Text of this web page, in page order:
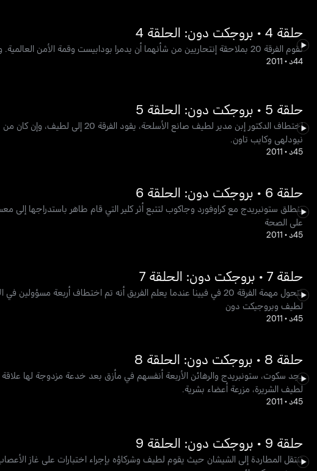
حلقة 4 • بروجكت دون: الحلقة 4
تقوم الفرقة 20 بملاحقة إنتحاريين من شأنهما أن يدمرا بودابيست وقمة الأمن العالمية. وتزداد المؤامرة عندما يتم اختطاف جنرال باكستاني، أصبح مرشح للرئاسة، في طريقه إلى القمة.
44د •
2011
حلقة 5 • بروجكت دون: الحلقة 5
اختطاف الدكتور إبن مدير لطيف
نيودلهي وكايب تاون.
45د •
2011
حلقة 6 • بروجكت دون: الحلقة 6
ينطلق ستونبريدج مع كراوفورد وجاكوب لتتبع أثر كلير التي قام طاهر باستدراجها
على الصحة
45د •
2011
حلقة 7 • بروجكت دون: الحلقة 7
لطيف وبروجيكت دون
45د •
2011
حلقة 8 • بروجكت دون: الحلقة 8
يجد سكوت، ستونبريدج والرهائن الأربعة أنفسهم في مأزق بعد خدعة مزدوجة لها
لطيف الشريرة، مزرعة أعضاء بشرية.
45د •
2011
حلقة 9 • بروجكت دون: الحلقة 9
تنتقل المطاردة إلى الشيشان حيث يقوم لطيف وشركاؤه بإجراء اختبارات على غاز